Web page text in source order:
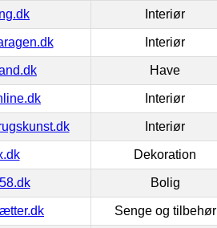
Interiør
Interiør
Have
Interiør
Interiør
Dekoration
Bolig
Senge og tilbehør